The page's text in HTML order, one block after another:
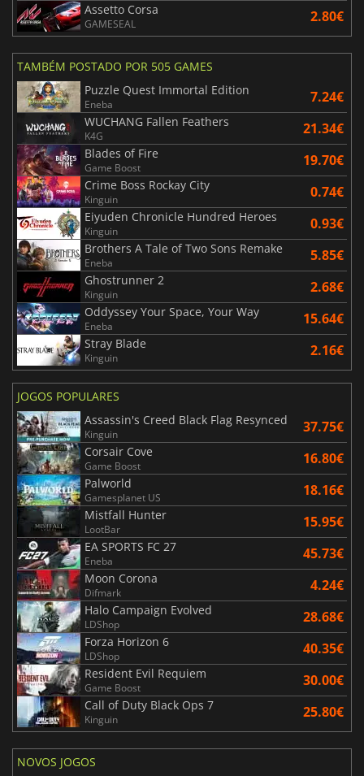
Assetto Corsa
GAMESEAL 2.80€
TAMBÉM POSTADO POR 505 GAMES
Puzzle Quest Immortal Edition
Eneba 7.24€
WUCHANG Fallen Feathers
K4G 21.34€
Blades of Fire
Game Boost 19.70€
Crime Boss Rockay City
Kinguin 0.74€
Eiyuden Chronicle Hundred Heroes
Kinguin 0.93€
Brothers A Tale of Two Sons Remake
Eneba 5.85€
Ghostrunner 2
Kinguin 2.68€
Oddyssey Your Space, Your Way
Eneba 15.64€
Stray Blade
Kinguin 2.16€
JOGOS POPULARES
Assassin's Creed Black Flag Resynced
Kinguin 37.75€
Corsair Cove
Game Boost 16.80€
Palworld
Gamesplanet US 18.16€
Mistfall Hunter
LootBar 15.95€
EA SPORTS FC 27
Eneba 45.73€
Moon Corona
Difmark 4.24€
Halo Campaign Evolved
LDShop 28.68€
Forza Horizon 6
LDShop 40.35€
Resident Evil Requiem
Game Boost 30.00€
Call of Duty Black Ops 7
Kinguin 25.80€
NOVOS JOGOS